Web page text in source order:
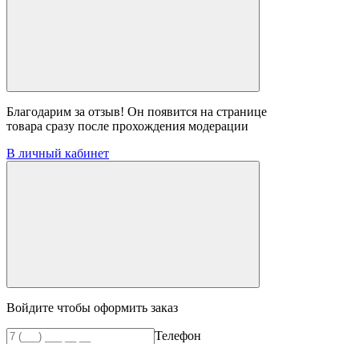
Благодарим за отзыв! Он появится на странице
товара сразу после прохождения модерации
В личный кабинет
Войдите чтобы оформить заказ
Телефон